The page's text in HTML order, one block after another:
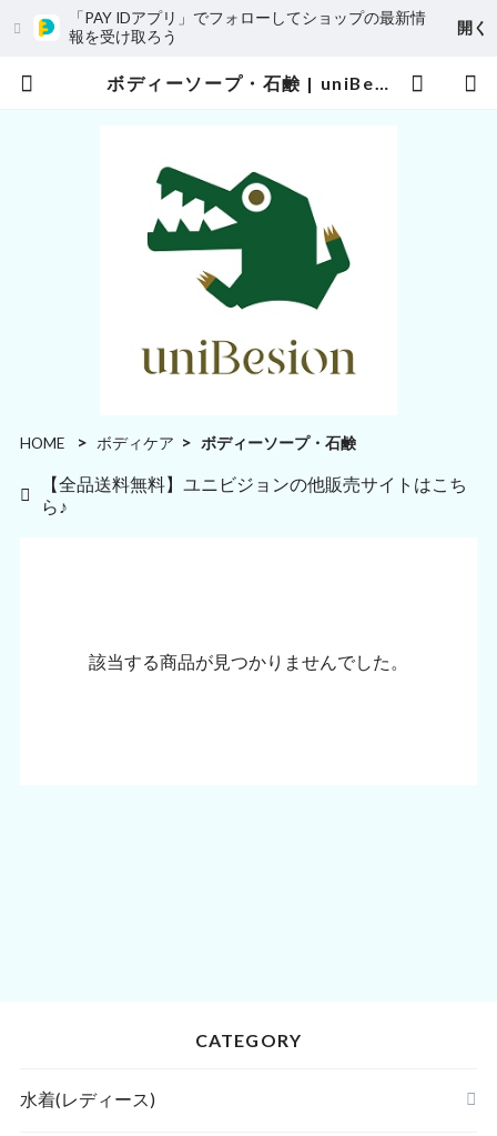
「PAY IDアプリ」でフォローしてショップの最新情
報を受け取ろう
開く
ボディーソープ・石鹸 | uniBesion(ユニビジョン)
HOME ボディケア ボディーソープ・石鹸
【全品送料無料】ユニビジョンの他販売サイトはこち
ら♪
該当する商品が見つかりませんでした。
CATEGORY
水着(レディース)